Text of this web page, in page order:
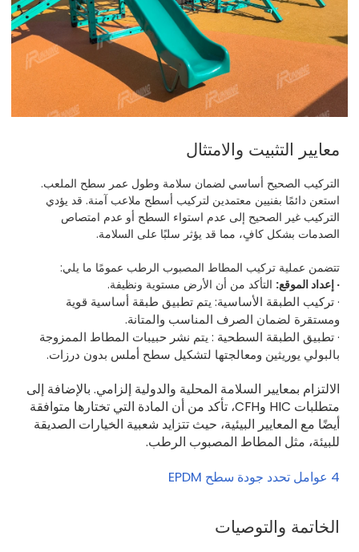
معايير التثبيت والامتثال
التركيب الصحيح أساسي لضمان سلامة وطول عمر سطح الملعب.
استعن دائمًا بفنيين معتمدين لتركيب أسطح ملاعب آمنة. قد يؤدي
التركيب غير الصحيح إلى عدم استواء السطح أو عدم امتصاص
الصدمات بشكل كافٍ، مما قد يؤثر سلبًا على السلامة.
تتضمن عملية تركيب المطاط المصبوب الرطب عمومًا ما يلي:
· إعداد الموقع: التأكد من أن الأرض مستوية ونظيفة.
· تركيب الطبقة الأساسية: يتم تطبيق طبقة أساسية قوية
ومستقرة لضمان الصرف المناسب والمتانة.
· تطبيق الطبقة السطحية : يتم نشر حبيبات المطاط الممزوجة
بالبولي يوريثين ومعالجتها لتشكيل سطح أملس بدون درزات.
الالتزام بمعايير السلامة المحلية والدولية إلزامي. بالإضافة إلى
متطلبات HIC وCFH، تأكد من أن المادة التي تختارها متوافقة
أيضًا مع المعايير البيئية، حيث تتزايد شعبية الخيارات الصديقة
للبيئة، مثل المطاط المصبوب الرطب.
4 عوامل تحدد جودة سطح EPDM
الخاتمة والتوصيات